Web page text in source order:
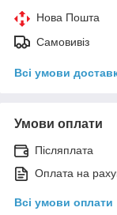
Нова Пошта
Самовивіз
Всі умови
Умови оплати
Післяплата
Оплата на
Всі умови оплати